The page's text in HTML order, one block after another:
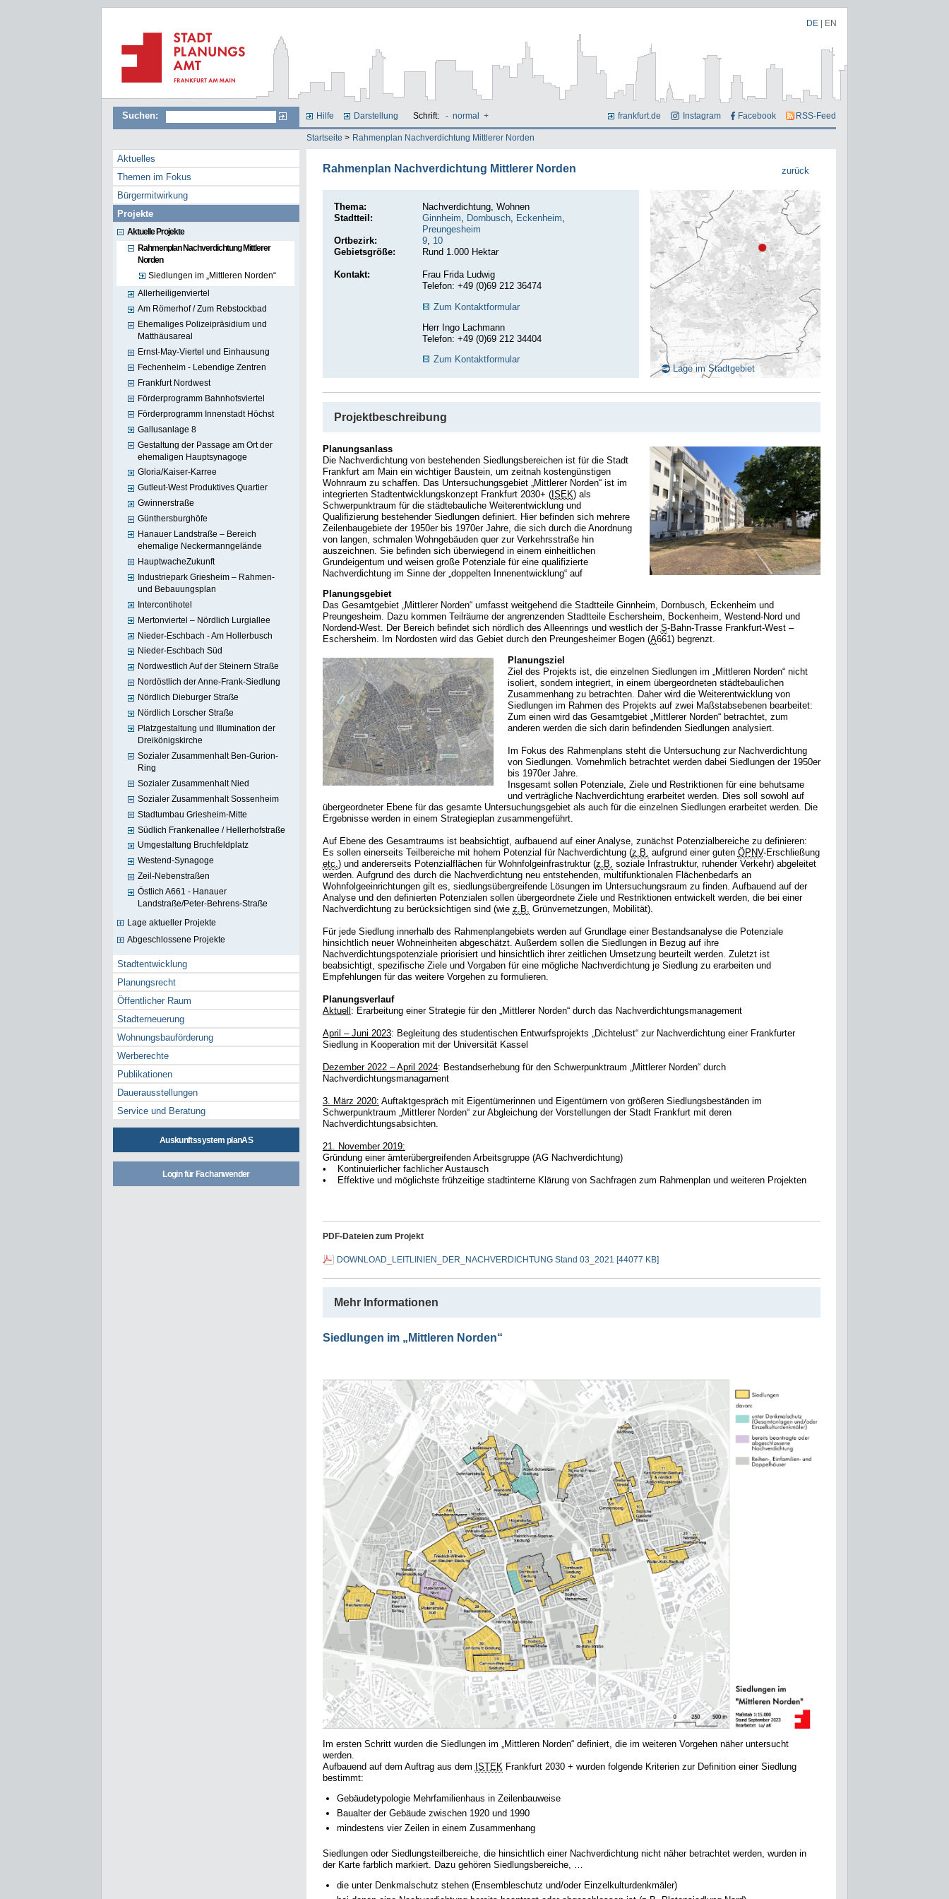
DE EN
Suchen: Hilfe Darstellung Schrift: - normal + frankfurt.de Instagram Facebook RSS-Feed
Startseite > Rahmenplan Nachverdichtung Mittlerer Norden
Aktuelles
Themen im Fokus
Bürgermitwirkung
Projekte
Aktuelle Projekte
Rahmenplan Nachverdichtung Mittlerer
Norden
Siedlungen im „Mittleren Norden“
Allerheiligenviertel
Am Römerhof / Zum Rebstockbad
Ehemaliges Polizeipräsidium und
Matthäusareal
Ernst-May-Viertel und Einhausung
Fechenheim - Lebendige Zentren
Frankfurt Nordwest
Förderprogramm Bahnhofsviertel
Förderprogramm Innenstadt Höchst
Gallusanlage 8
Gestaltung der Passage am Ort der
ehemaligen Hauptsynagoge
Gloria/Kaiser-Karree
Gutleut-West Produktives Quartier
Gwinnerstraße
Günthersburghöfe
Hanauer Landstraße – Bereich
ehemalige Neckermanngelände
HauptwacheZukunft
Industriepark Griesheim – Rahmen-
und Bebauungsplan
Intercontihotel
Mertonviertel – Nördlich Lurgiallee
Nieder-Eschbach - Am Hollerbusch
Nieder-Eschbach Süd
Nordwestlich Auf der Steinern Straße
Nordöstlich der Anne-Frank-Siedlung
Nördlich Dieburger Straße
Nördlich Lorscher Straße
Platzgestaltung und Illumination der
Dreikönigskirche
Sozialer Zusammenhalt Ben-Gurion-
Ring
Sozialer Zusammenhalt Nied
Sozialer Zusammenhalt Sossenheim
Stadtumbau Griesheim-Mitte
Südlich Frankenallee / Hellerhofstraße
Umgestaltung Bruchfeldplatz
Westend-Synagoge
Zeil-Nebenstraßen
Östlich A661 - Hanauer
Landstraße/Peter-Behrens-Straße
Lage aktueller Projekte
Abgeschlossene Projekte
Stadtentwicklung
Planungsrecht
Öffentlicher Raum
Stadterneuerung
Wohnungsbauförderung
Werberechte
Publikationen
Dauerausstellungen
Service und Beratung
Auskunftssystem planAS
Login für Fachanwender
zurück
Rahmenplan Nachverdichtung Mittlerer Norden
Thema:
Nachverdichtung, Wohnen
Stadtteil:
Ginnheim, Dornbusch, Eckenheim,
Preungesheim
Ortbezirk:
9, 10
Gebietsgröße:
Rund 1.000 Hektar
Kontakt:
Frau Frida Ludwig
Telefon: +49 (0)69 212 36474
Zum Kontaktformular
Herr Ingo Lachmann
Telefon: +49 (0)69 212 34404
Zum Kontaktformular
Lage im Stadtgebiet
Projektbeschreibung
Planungsanlass
Die Nachverdichtung von bestehenden Siedlungsbereichen ist für die Stadt
Frankfurt am Main ein wichtiger Baustein, um zeitnah kostengünstigen
Wohnraum zu schaffen. Das Untersuchungsgebiet „Mittlerer Norden“ ist im
integrierten Stadtentwicklungskonzept Frankfurt 2030+ (ISEK) als
Schwerpunktraum für die städtebauliche Weiterentwicklung und
Qualifizierung bestehender Siedlungen definiert. Hier befinden sich mehrere
Zeilenbaugebiete der 1950er bis 1970er Jahre, die sich durch die Anordnung
von langen, schmalen Wohngebäuden quer zur Verkehrsstraße hin
auszeichnen. Sie befinden sich überwiegend in einem einheitlichen
Grundeigentum und weisen große Potenziale für eine qualifizierte
Nachverdichtung im Sinne der „doppelten Innenentwicklung“ auf
Planungsgebiet
Das Gesamtgebiet „Mittlerer Norden“ umfasst weitgehend die Stadtteile Ginnheim, Dornbusch, Eckenheim und
Preungesheim. Dazu kommen Teilräume der angrenzenden Stadtteile Eschersheim, Bockenheim, Westend-Nord und
Nordend-West. Der Bereich befindet sich nördlich des Alleenrings und westlich der S-Bahn-Trasse Frankfurt-West –
Eschersheim. Im Nordosten wird das Gebiet durch den Preungesheimer Bogen (A661) begrenzt.
Planungsziel
Ziel des Projekts ist, die einzelnen Siedlungen im „Mittleren Norden“ nicht
isoliert, sondern integriert, in einem übergeordneten städtebaulichen
Zusammenhang zu betrachten. Daher wird die Weiterentwicklung von
Siedlungen im Rahmen des Projekts auf zwei Maßstabsebenen bearbeitet:
Zum einen wird das Gesamtgebiet „Mittlerer Norden“ betrachtet, zum
anderen werden die sich darin befindenden Siedlungen analysiert.
Im Fokus des Rahmenplans steht die Untersuchung zur Nachverdichtung
von Siedlungen. Vornehmlich betrachtet werden dabei Siedlungen der 1950er
bis 1970er Jahre.
Insgesamt sollen Potenziale, Ziele und Restriktionen für eine behutsame
und verträgliche Nachverdichtung erarbeitet werden. Dies soll sowohl auf
übergeordneter Ebene für das gesamte Untersuchungsgebiet als auch für die einzelnen Siedlungen erarbeitet werden. Die
Ergebnisse werden in einem Strategieplan zusammengeführt.
Auf Ebene des Gesamtraums ist beabsichtigt, aufbauend auf einer Analyse, zunächst Potenzialbereiche zu definieren:
Es sollen einerseits Teilbereiche mit hohem Potenzial für Nachverdichtung (z.B. aufgrund einer guten ÖPNV-Erschließung
etc. ) und andererseits Potenzialflächen für Wohnfolgeinfrastruktur (z.B. soziale Infrastruktur, ruhender Verkehr) abgeleitet
werden. Aufgrund des durch die Nachverdichtung neu entstehenden, multifunktionalen Flächenbedarfs an
Wohnfolgeeinrichtungen gilt es, siedlungsübergreifende Lösungen im Untersuchungsraum zu finden. Aufbauend auf der
Analyse und den definierten Potenzialen sollen übergeordnete Ziele und Restriktionen entwickelt werden, die bei einer
Nachverdichtung zu berücksichtigen sind (wie z.B. Grünvernetzungen, Mobilität).
Für jede Siedlung innerhalb des Rahmenplangebiets werden auf Grundlage einer Bestandsanalyse die Potenziale
hinsichtlich neuer Wohneinheiten abgeschätzt. Außerdem sollen die Siedlungen in Bezug auf ihre
Nachverdichtungspotenziale priorisiert und hinsichtlich ihrer zeitlichen Umsetzung beurteilt werden. Zuletzt ist
beabsichtigt, spezifische Ziele und Vorgaben für eine mögliche Nachverdichtung je Siedlung zu erarbeiten und
Empfehlungen für das weitere Vorgehen zu formulieren.
Planungsverlauf
Aktuell: Erarbeitung einer Strategie für den „Mittlerer Norden“ durch das Nachverdichtungsmanagement
April – Juni 2023: Begleitung des studentischen Entwurfsprojekts „Dichtelust“ zur Nachverdichtung einer Frankfurter
Siedlung in Kooperation mit der Universität Kassel
Dezember 2022 – April 2024: Bestandserhebung für den Schwerpunktraum „Mittlerer Norden“ durch
Nachverdichtungsmanagament
3. März 2020: Auftaktgespräch mit Eigentümerinnen und Eigentümern von größeren Siedlungsbeständen im
Schwerpunktraum „Mittlerer Norden“ zur Abgleichung der Vorstellungen der Stadt Frankfurt mit deren
Nachverdichtungsabsichten.
21. November 2019:
Gründung einer ämterübergreifenden Arbeitsgruppe (AG Nachverdichtung)
• Kontinuierlicher fachlicher Austausch
• Effektive und möglichste frühzeitige stadtinterne Klärung von Sachfragen zum Rahmenplan und weiteren Projekten
PDF-Dateien zum Projekt
DOWNLOAD_LEITLINIEN_DER_NACHVERDICHTUNG Stand 03_2021 [44077 KB]
Mehr Informationen
Siedlungen im „Mittleren Norden“
Im ersten Schritt wurden die Siedlungen im „Mittleren Norden“ definiert, die im weiteren Vorgehen näher untersucht
werden.
Aufbauend auf dem Auftrag aus dem ISTEK Frankfurt 2030 + wurden folgende Kriterien zur Definition einer Siedlung
bestimmt:
Gebäudetypologie Mehrfamilienhaus in Zeilenbauweise
Baualter der Gebäude zwischen 1920 und 1990
mindestens vier Zeilen in einem Zusammenhang
Siedlungen oder Siedlungsteilbereiche, die hinsichtlich einer Nachverdichtung nicht näher betrachtet werden, wurden in
der Karte farblich markiert. Dazu gehören Siedlungsbereiche, …
die unter Denkmalschutz stehen (Ensembleschutz und/oder Einzelkulturdenkmäler)